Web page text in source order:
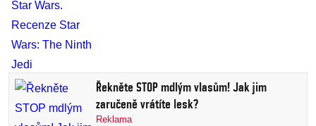
Řekněte STOP mdlým vlasům! Jak jim
zaručeně vrátíte lesk?
Reklama